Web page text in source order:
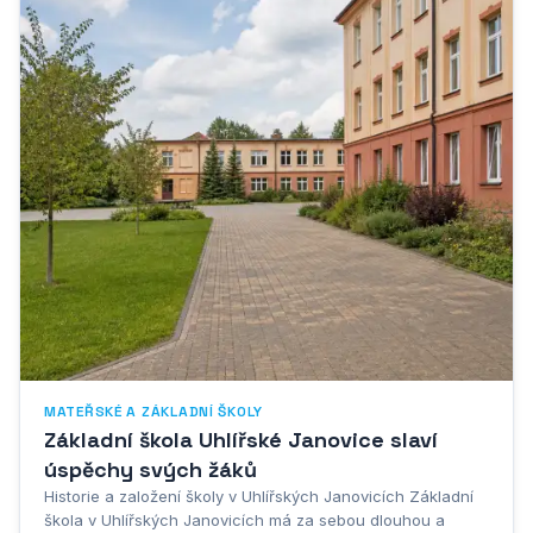
MATEŘSKÉ A ZÁKLADNÍ ŠKOLY
Základní škola Uhlířské Janovice slaví
úspěchy svých žáků
Historie a založení školy v Uhlířských Janovicích Základní
škola v Uhlířských Janovicích má za sebou dlouhou a